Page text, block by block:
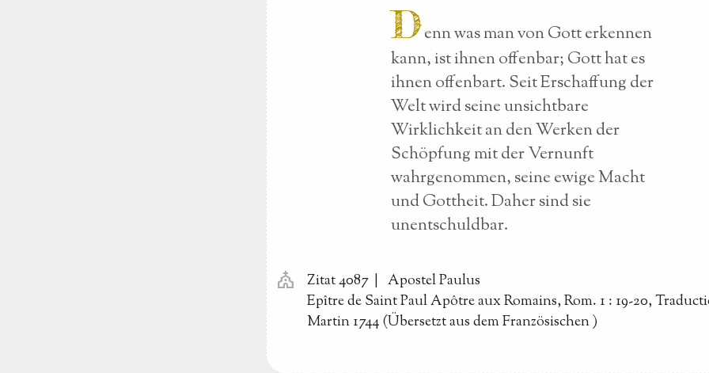
Denn was man von Gott erkennen
kann, ist ihnen offenbar; Gott hat es
ihnen offenbart. Seit Erschaffung der
Welt wird seine unsichtbare
Wirklichkeit an den Werken der
Schöpfung mit der Vernunft
wahrgenommen, seine ewige Macht
und Gottheit. Daher sind sie
unentschuldbar.
church Zitat 4087 |
Apostel Paulus
Epître de Saint Paul Apôtre aux Romains, Rom. 1 : 19-20,
Martin 1744 (Übersetzt aus dem Französischen)